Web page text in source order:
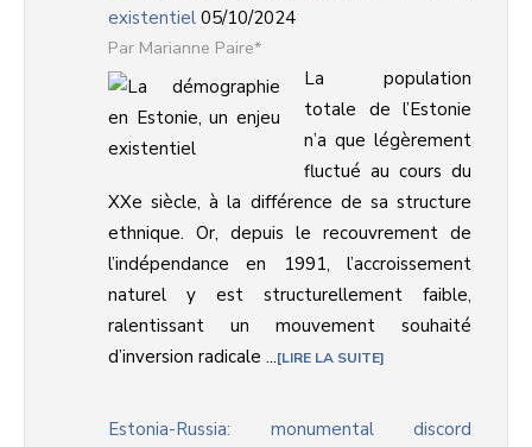
existentiel 05/10/2024
Marianne Paire*
La population
totale de l’Estonie
n’a que légèrement
fluctué au cours du
XXe siècle, à la différence de sa structure
ethnique. Or, depuis le recouvrement de
l’indépendance en 1991, l’accroissement
naturel y est structurellement faible,
ralentissant un mouvement souhaité
d’inversion radicale ... LIRE LA SUITE
Estonia-Russia: monumental discord